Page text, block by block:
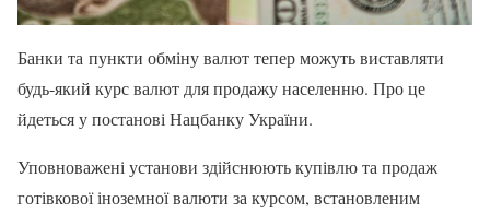
Банки та пункти обміну валют тепер можуть виставляти
будь-який курс валют для продажу населенню. Про це
йдеться у постанові Нацбанку України.
Уповноважені установи здійснюють купівлю та продаж
готівкової іноземної валюти за курсом, встановленим